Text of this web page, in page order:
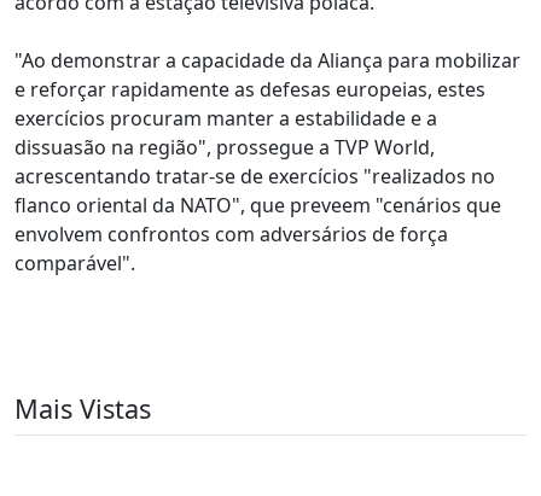
"Ao demonstrar a capacidade da Aliança para mobilizar
e reforçar rapidamente as defesas europeias, estes
exercícios procuram manter a estabilidade e a
dissuasão na região", prossegue a TVP World,
acrescentando tratar-se de exercícios "realizados no
flanco oriental da NATO", que preveem "cenários que
envolvem confrontos com adversários de força
comparável".
Mais Vistas